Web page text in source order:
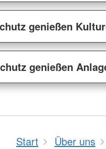
genießen
genießen
Start Über uns